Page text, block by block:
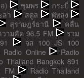
) ชุมพร
กระบี่
ลา สตูล
พัทลุง
สุราษฎร์ธานี
คลื่น
ามคิด 96.5 FM
รวม
จส 100 JS 100
Online
Radio
Thailand Bangkok 891
FM
Radio Thailand